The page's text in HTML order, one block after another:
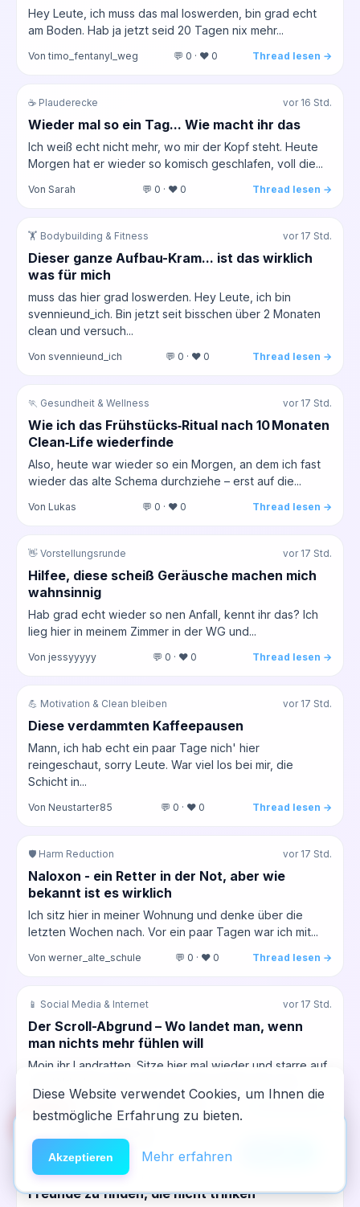
Hey Leute, ich muss das mal loswerden, bin grad echt
am Boden. Hab ja jetzt seid 20 Tagen nix mehr...
Von timo_fentanyl_weg 💬 0 · ❤️ 0 Thread lesen →
☕ Plauderecke vor 16 Std.
Wieder mal so ein Tag... Wie macht ihr das
Ich weiß echt nicht mehr, wo mir der Kopf steht. Heute
Morgen hat er wieder so komisch geschlafen, voll die...
Von Sarah 💬 0 · ❤️ 0 Thread lesen →
🏋️ Bodybuilding & Fitness vor 17 Std.
Dieser ganze Aufbau-Kram... ist das wirklich
was für mich
muss das hier grad loswerden. Hey Leute, ich bin
svennieund_ich. Bin jetzt seit bisschen über 2 Monaten
clean und versuch...
Von svennieund_ich 💬 0 · ❤️ 0 Thread lesen →
🏃 Gesundheit & Wellness vor 17 Std.
Wie ich das Frühstücks‑Ritual nach 10 Monaten
Clean‑Life wiederfinde
Also, heute war wieder so ein Morgen, an dem ich fast
wieder das alte Schema durchziehe – erst auf die...
Von Lukas 💬 0 · ❤️ 0 Thread lesen →
👋 Vorstellungsrunde vor 17 Std.
Hilfee, diese scheiß Geräusche machen mich
wahnsinnig
Hab grad echt wieder so nen Anfall, kennt ihr das? Ich
lieg hier in meinem Zimmer in der WG und...
Von jessyyyyy 💬 0 · ❤️ 0 Thread lesen →
💪 Motivation & Clean bleiben vor 17 Std.
Diese verdammten Kaffeepausen
Mann, ich hab echt ein paar Tage nich' hier
reingeschaut, sorry Leute. War viel los bei mir, die
Schicht in...
Von Neustarter85 💬 0 · ❤️ 0 Thread lesen →
🛡️ Harm Reduction vor 17 Std.
Naloxon - ein Retter in der Not, aber wie
bekannt ist es wirklich
Ich sitz hier in meiner Wohnung und denke über die
letzten Wochen nach. Vor ein paar Tagen war ich mit...
Von werner_alte_schule 💬 0 · ❤️ 0 Thread lesen →
📱 Social Media & Internet vor 17 Std.
Der Scroll-Abgrund – Wo landet man, wenn
man nichts mehr fühlen will
Moin ihr Landratten. Sitze hier mal wieder und starre auf
💉 Opioide & Heroin
Warum fällt es mir immer noch so schwer,
Freunde zu finden, die nicht trinken
🆘Hilfe
NeelixberliN auf dem Homescreen —
wie eine echte App.
Diese Website verwendet Cookies, um Ihnen die
bestmögliche Erfahrung zu bieten.
Akzeptieren Mehr erfahren